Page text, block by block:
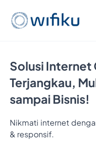
Solusi Internet
Terjangkau,
sampai Bisnis!
Nikmati internet
& responsif.